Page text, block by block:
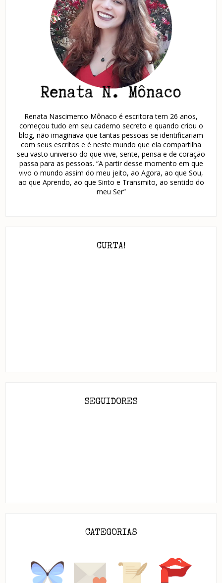
Renata Nascimento Mônaco é escritora tem 26 anos,
começou tudo em seu caderno secreto e quando criou o
blog, não imaginava que tantas pessoas se identificariam
com seus escritos e é neste mundo que ela compartilha
seu vasto universo do que vive, sente, pensa e de coração
passa para as pessoas. “A partir desse momento em que
vivo o mundo assim do meu jeito, ao Agora, ao que Sou,
ao que Aprendo, ao que Sinto e Transmito, ao sentido do
meu Ser”
CURTA!
SEGUIDORES
CATEGORIAS